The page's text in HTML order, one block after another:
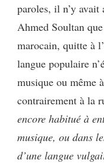
paroles, il n’y
Ahmed Soultan
marocain, quitte à
langue populaire
musique ou même
contrairement à la
encore habitué à
musique, ou dans
d’une langue